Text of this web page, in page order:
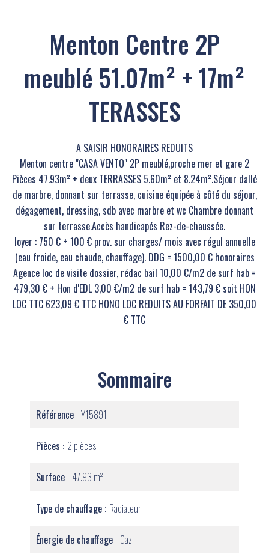
Menton Centre 2P
meublé 51.07m² + 17m²
TERASSES
A SAISIR HONORAIRES REDUITS
Menton centre "CASA VENTO" 2P meublé,proche mer et gare 2
Pièces 47.93m² + deux TERRASSES 5.60m² et 8.24m².Séjour dallé
de marbre, donnant sur terrasse, cuisine équipée à côté du séjour,
dégagement, dressing, sdb avec marbre et wc Chambre donnant
sur terrasse.Accès handicapés Rez-de-chaussée.
loyer : 750 € + 100 € prov. sur charges/ mois avec régul annuelle
(eau froide, eau chaude, chauffage). DDG = 1500,00 € honoraires
Agence loc de visite dossier, rédac bail 10,00 €/m2 de surf hab =
479,30 € + Hon d'EDL 3,00 €/m2 de surf hab = 143,79 € soit HON
LOC TTC 623,09 € TTC HONO LOC REDUITS AU FORFAIT DE 350,00
€ TTC
Sommaire
Référence Y15891
Pièces 2 pièces
Surface 47.93 m²
Type de chauffage Radiateur
Énergie de chauffage Gaz